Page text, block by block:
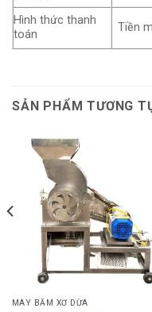
Hình thức thanh
toán
Tiền
SẢN PHẨM TƯƠNG
MÁY BĂM XƠ DỪA